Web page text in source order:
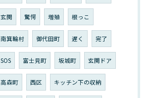
玄関 驚愕 増殖 根っこ
南箕輪村 御代田町 遅く 完了
SOS 富士見町 坂城町 玄関ドア
高森町 西区 キッチン下の収納